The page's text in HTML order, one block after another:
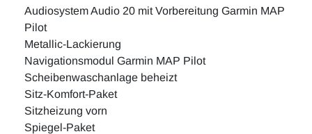
Audiosystem Audio 20 mit Vorbereitung Garmin MAP
Pilot
Metallic-Lackierung
Navigationsmodul Garmin MAP Pilot
Scheibenwaschanlage beheizt
Sitz-Komfort-Paket
Sitzheizung vorn
Spiegel-Paket